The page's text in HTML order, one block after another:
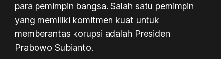
para pemimpin bangsa. Salah satu pemimpin
yang memiliki komitmen kuat untuk
memberantas korupsi adalah Presiden
Prabowo Subianto.